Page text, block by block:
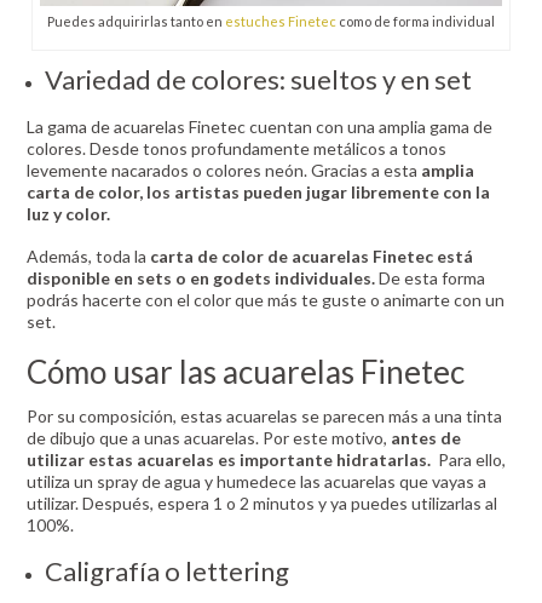
Puedes adquirirlas tanto en estuches Fineteccomo de forma individual
Variedad de colores: sueltos y en set
La gama de acuarelas Finetec cuentan con una amplia gama de
colores. Desde tonos profundamente metálicos a tonos
levemente nacarados o colores neón. Gracias a esta amplia
carta de color, los artistas pueden jugar libremente con la
luz y color.
Además, toda la carta de color de acuarelas Finetec está
disponible en sets o en godets individuales.De esta forma
podrás hacerte con el color que más te guste o animarte con un
set.
Cómo usar las acuarelas Finetec
Por su composición, estas acuarelas se parecen más a una tinta
de dibujo que a unas acuarelas. Por este motivo, antes de
utilizar estas acuarelas es importante hidratarlas. Para ello,
utiliza un spray de agua y humedece las acuarelas que vayas a
utilizar. Después, espera 1 o 2 minutos y ya puedes utilizarlas al
100%.
Caligrafía o lettering